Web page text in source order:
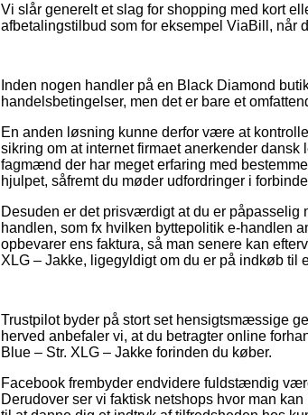
Vi slår generelt et slag for shopping med kort
afbetalingstilbud som for eksempel ViaBill, når
Inden nogen handler på en Black Diamond
handelsbetingelser, men det er bare et
En anden løsning kunne derfor være at
sikring om at internet firmaet anerkender
fagmænd der har meget erfaring med
hjulpet, såfremt du møder udfordringer i
Desuden er det prisværdigt at du er påpasselig
handlen, som fx hvilken byttepolitik e-handlen
opbevarer ens faktura, så man senere kan
XLG – Jakke, ligegyldigt om du er på indkøb til
Trustpilot byder på stort set hensigtsmæssige
herved anbefaler vi, at du betragter online
Blue – Str. XLG – Jakke forinden du køber.
Facebook frembyder endvidere fuldstændig
Derudover ser vi faktisk netshops hvor man